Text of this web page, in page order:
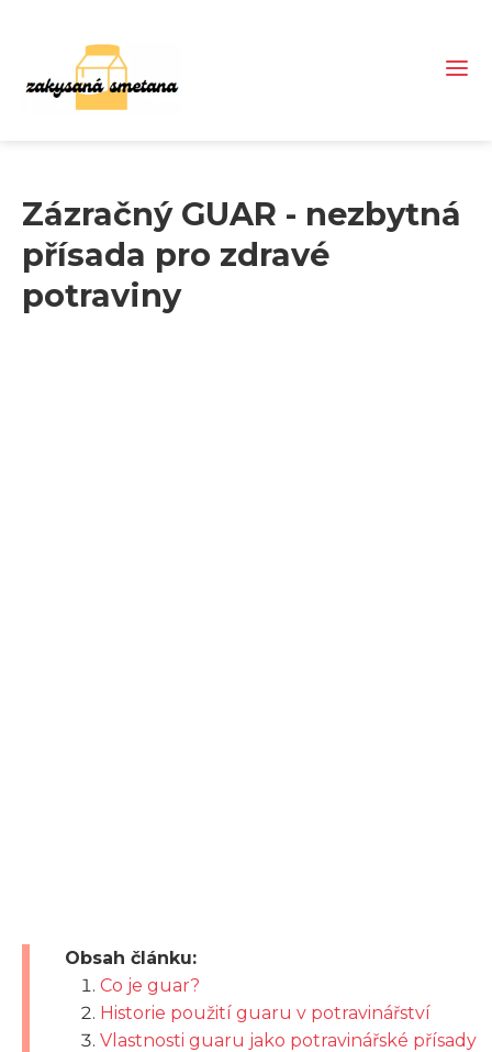
Zázračný GUAR - nezbytná
přísada pro zdravé
potraviny
Obsah článku:
Co je guar?
Historie použití guaru v potravinářství
Vlastnosti guaru jako potravinářské přísady